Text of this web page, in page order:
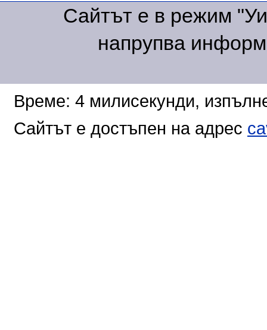
Сайтът е в режим
напрупва
Време: 4 милисекунди,
Сайтът е достъпен на адрес